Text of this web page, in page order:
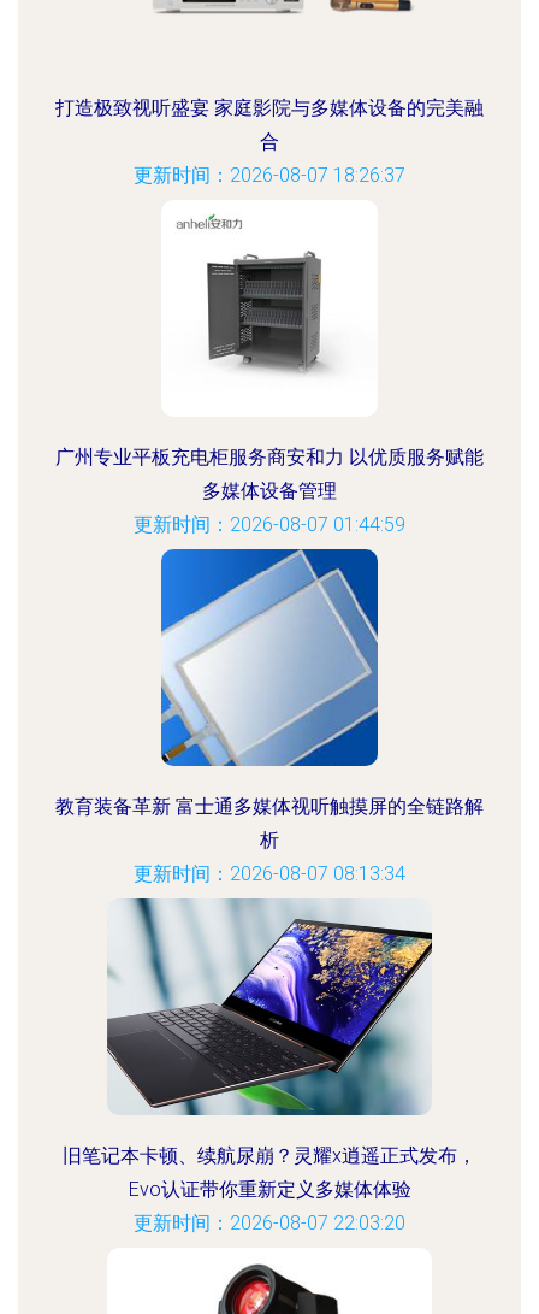
打造极致视听盛宴 家庭影院与多媒体设备的完美融
合
更新时间：2026-08-07 18:26:37
广州专业平板充电柜服务商安和力 以优质服务赋能
多媒体设备管理
更新时间：2026-08-07 01:44:59
教育装备革新 富士通多媒体视听触摸屏的全链路解
析
更新时间：2026-08-07 08:13:34
旧笔记本卡顿、续航尿崩？灵耀x逍遥正式发布，
Evo认证带你重新定义多媒体体验
更新时间：2026-08-07 22:03:20